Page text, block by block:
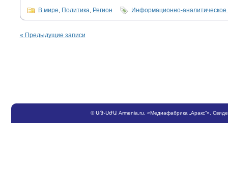
В мире, Политика, Регион Информационно-аналитическое
« Предыдущие записи
©ՍԹ-ՍԺԱ Armenia.ru , «Медиафабрика „Аракс“».